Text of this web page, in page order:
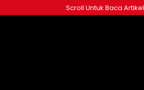
ke
Scroll Untuk Baca Artikel